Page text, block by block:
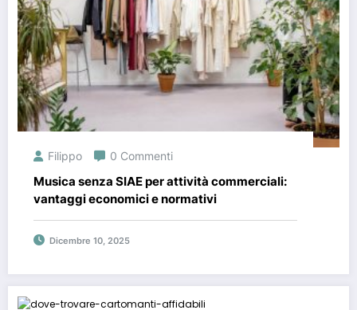
Filippo 0 Commenti
Musica senza SIAE per attività commerciali:
vantaggi economici e normativi
Dicembre 10, 2025